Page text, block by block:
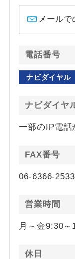
メールで
電話番号
ナビダイヤル
ナビダイヤ
一部のIP電話
FAX番号
06-6366-2533
営業時間
月～金9:30
休日